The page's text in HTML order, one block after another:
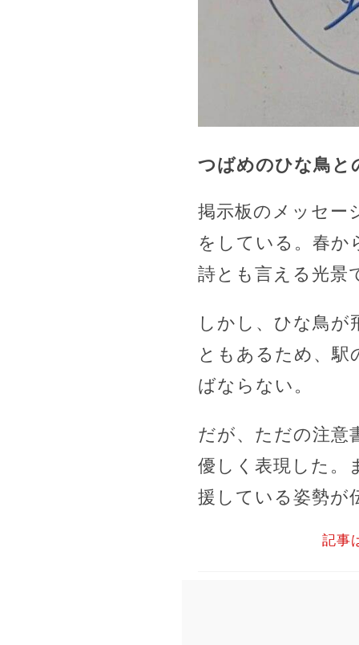
つばめのひな鳥と
掲示板のメッセー
をしている。春か
詩とも言える光景
しかし、ひな鳥が
ともあるため、駅
ばならない。
だが、ただの注意
優しく表現した。
援している姿勢が
記事